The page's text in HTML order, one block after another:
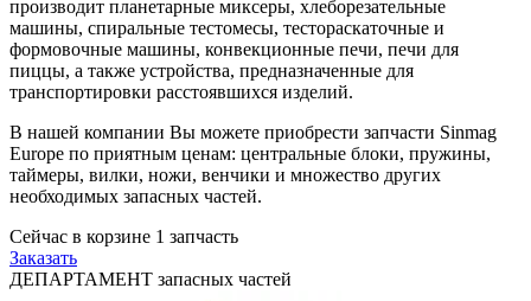
производит планетарные миксеры, хлеборезательные
машины, спиральные тестомесы, тестораскаточные и
формовочные машины, конвекционные печи, печи для
пиццы, а также устройства, предназначенные для
транспортировки расстоявшихся изделий.
В нашей компании Вы можете приобрести запчасти Sinmag
Europe по приятным ценам: центральные блоки, пружины,
таймеры, вилки, ножи, венчики и множество других
необходимых запасных частей.
Сейчас в корзине 1 запчасть
Заказать
ДЕПАРТАМЕНТ запасных частей